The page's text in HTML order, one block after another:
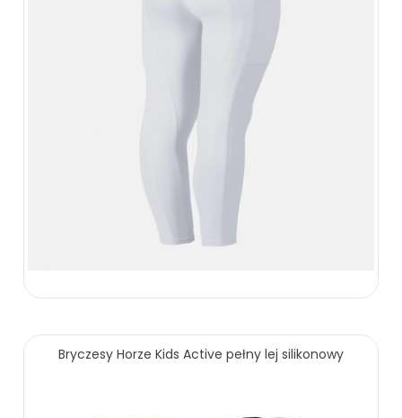
209.00 zł 309.00 zł
ZOBACZ WIĘCEJ
229.00 zł
Bryczesy Horze Kids Active pełny lej silikonowy